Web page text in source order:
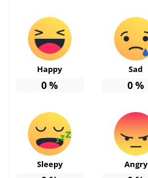
Happy
0%
Sad
0%
Sleepy Angry